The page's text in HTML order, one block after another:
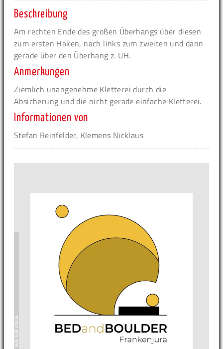
Beschreibung
Am rechten Ende des großen Überhangs über diesen
zum ersten Haken, nach links zum zweiten und dann
gerade über den Überhang z. UH.
Anmerkungen
Ziemlich unangenehme Kletterei durch die
Absicherung und die nicht gerade einfache Kletterei.
Informationen von
Stefan Reinfelder, Klemens Nicklaus